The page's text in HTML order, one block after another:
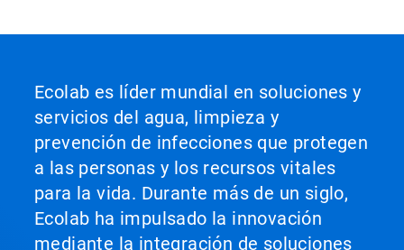
Ecolab es líder mundial en soluciones y
servicios del agua, limpieza y
prevención de infecciones que protegen
a las personas y los recursos vitales
para la vida. Durante más de un siglo,
Ecolab ha impulsado la innovación
mediante la integración de soluciones